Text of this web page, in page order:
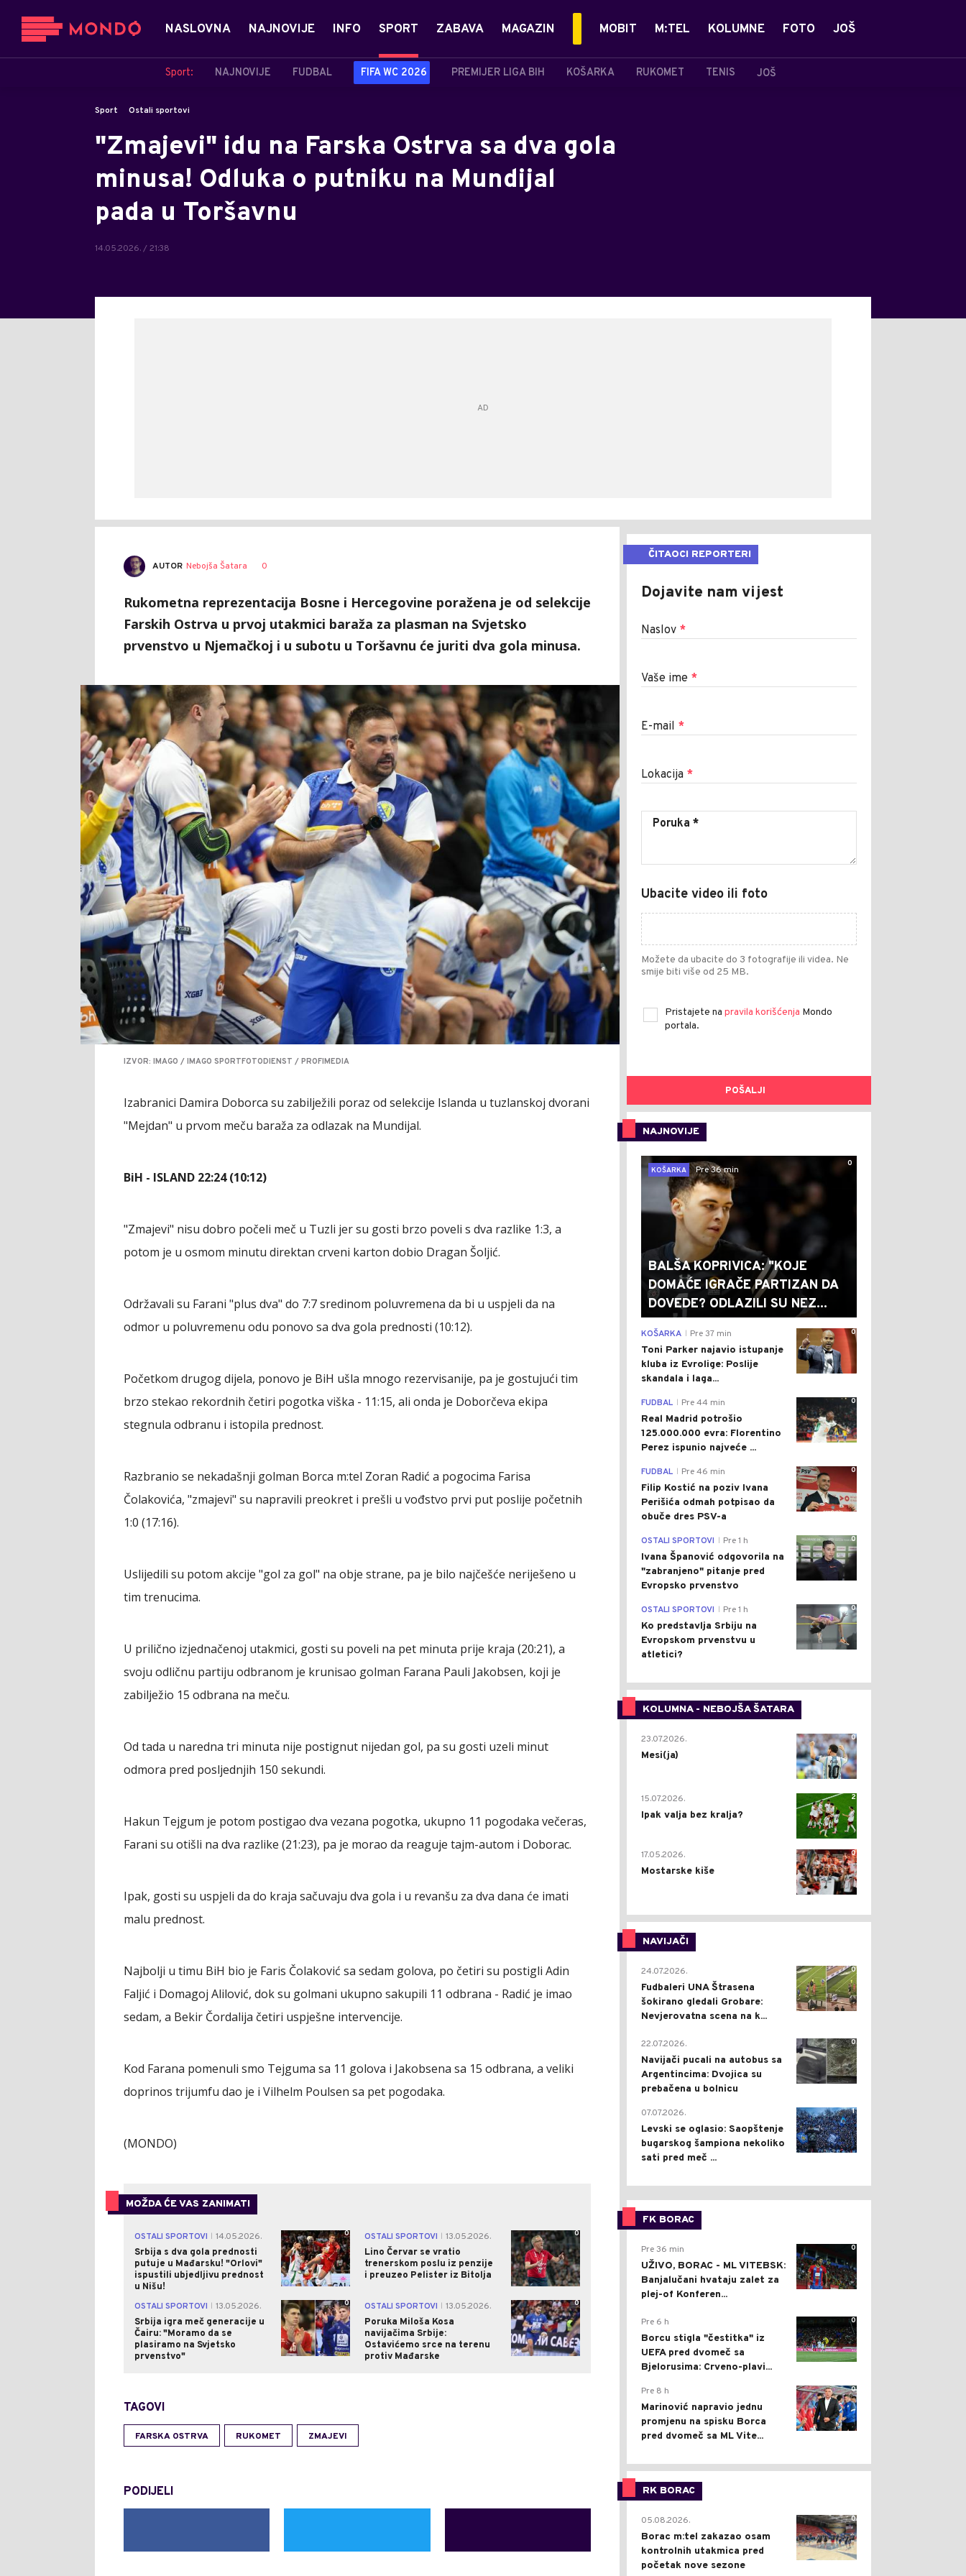
NASLOVNA NAJNOVIJE INFO SPORT
Sport: NAJNOVIJE FUDBAL FIFA WC 2026 PREMIJER LIGA BIH KOŠARKA RUKOMET TENIS JOŠ
ZABAVA MAGAZIN MOBIT M:TEL KOLUMNE FOTO JOŠ
Sport Ostali sportovi
"Zmajevi" idu na Farska Ostrva sa dva gola
minusa! Odluka o putniku na Mundijal
pada u Toršavnu
14.05.2026. / 21:38
AUTOR Nebojša Šatara 0
Rukometna reprezentacija Bosne i Hercegovine poražena je od selekcije
Farskih Ostrva u prvoj utakmici baraža za plasman na Svjetsko
prvenstvo u Njemačkoj i u subotu u Toršavnu će juriti dva gola minusa.
IZVOR: IMAGO / IMAGO SPORTFOTODIENST / PROFIMEDIA
Izabranici Damira Doborca su zabilježili poraz od selekcije Islanda u tuzlanskoj dvorani
"Mejdan" u prvom meču baraža za odlazak na Mundijal.
BiH - ISLAND 22:24 (10:12)
"Zmajevi" nisu dobro počeli meč u Tuzli jer su gosti brzo poveli s dva razlike 1:3, a
potom je u osmom minutu direktan crveni karton dobio Dragan Šoljić.
Održavali su Farani "plus dva" do 7:7 sredinom poluvremena da bi u uspjeli da na
odmor u poluvremenu odu ponovo sa dva gola prednosti (10:12).
Početkom drugog dijela, ponovo je BiH ušla mnogo rezervisanije, pa je gostujući tim
brzo stekao rekordnih četiri pogotka viška - 11:15, ali onda je Doborčeva ekipa
stegnula odbranu i istopila prednost.
Razbranio se nekadašnji golman Borca m:tel Zoran Radić a pogocima Farisa
Čolakovića, "zmajevi" su napravili preokret i prešli u vođstvo prvi put poslije početnih
1:0 (17:16).
Uslijedili su potom akcije "gol za gol" na obje strane, pa je bilo najčešće neriješeno u
tim trenucima.
U prilično izjednačenoj utakmici, gosti su poveli na pet minuta prije kraja (20:21), a
svoju odličnu partiju odbranom je krunisao golman Farana Pauli Jakobsen, koji je
zabilježio 15 odbrana na meču.
Od tada u naredna tri minuta nije postignut nijedan gol, pa su gosti uzeli minut
odmora pred posljednjih 150 sekundi.
Hakun Tejgum je potom postigao dva vezana pogotka, ukupno 11 pogodaka večeras,
Farani su otišli na dva razlike (21:23), pa je morao da reaguje tajm-autom i Doborac.
Ipak, gosti su uspjeli da do kraja sačuvaju dva gola i u revanšu za dva dana će imati
malu prednost.
Najbolji u timu BiH bio je Faris Čolaković sa sedam golova, po četiri su postigli Adin
Faljić i Domagoj Alilović, dok su golmani ukupno sakupili 11 odbrana - Radić je imao
sedam, a Bekir Čordalija četiri uspješne intervencije.
Kod Farana pomenuli smo Tejguma sa 11 golova i Jakobsena sa 15 odbrana, a veliki
doprinos trijumfu dao je i Vilhelm Poulsen sa pet pogodaka.
(MONDO)
MOŽDA ĆE VAS ZANIMATI
OSTALI SPORTOVI
14.05.2026.
Srbija s dva gola prednosti
putuje u Mađarsku! "Orlovi"
ispustili ubjedljivu prednost
u Nišu!
0 OSTALI SPORTOVI
13.05.2026.
Lino Červar se vratio
trenerskom poslu iz penzije
i preuzeo Pelister iz Bitolja
0
OSTALI SPORTOVI
13.05.2026.
Srbija igra meč generacije u
Čairu: "Moramo da se
plasiramo na Svjetsko
prvenstvo"
0 OSTALI SPORTOVI
13.05.2026.
Poruka Miloša Kosa
navijačima Srbije:
Ostavićemo srce na terenu
protiv Mađarske
0
TAGOVI
FARSKA OSTRVA RUKOMET ZMAJEVI
PODIJELI
ČITAOCI REPORTERI
Dojavite nam vijest
Naslov *
Vaše ime *
E-mail *
Lokacija *
Ubacite video ili foto
Možete da ubacite do 3 fotografije ili videa. Ne
smije biti više od 25 MB.
Pristajete na pravila korišćenja Mondo
portala.
POŠALJI
NAJNOVIJE
0
KOŠARKA
Pre 36 min
BALŠA KOPRIVICA: "KOJE
DOMAĆE IGRAČE PARTIZAN DA
DOVEDE? ODLAZILI SU NEZ...
0
KOŠARKA Pre 37 min
Toni Parker najavio istupanje
kluba iz Evrolige: Poslije
skandala i laga...
0
FUDBAL Pre 44 min
Real Madrid potrošio
125.000.000 evra: Florentino
Perez ispunio najveće ...
0
FUDBAL Pre 46 min
Filip Kostić na poziv Ivana
Perišića odmah potpisao da
obuče dres PSV-a
0
OSTALI SPORTOVI Pre 1 h
Ivana Španović odgovorila na
"zabranjeno" pitanje pred
Evropsko prvenstvo
0
OSTALI SPORTOVI Pre 1 h
Ko predstavlja Srbiju na
Evropskom prvenstvu u
atletici?
KOLUMNA - NEBOJŠA ŠATARA
0
23.07.2026.
Mesi(ja)
2
15.07.2026.
Ipak valja bez kralja?
0
17.05.2026.
Mostarske kiše
NAVIJAČI
0
24.07.2026.
Fudbaleri UNA Štrasena
šokirano gledali Grobare:
Nevjerovatna scena na k...
0
22.07.2026.
Navijači pucali na autobus sa
Argentincima: Dvojica su
prebačena u bolnicu
1
07.07.2026.
Levski se oglasio: Saopštenje
bugarskog šampiona nekoliko
sati pred meč ...
FK BORAC
0
Pre 36 min
UŽIVO, BORAC - ML VITEBSK:
Banjalučani hvataju zalet za
plej-of Konferen...
0
Pre 6 h
Borcu stigla "čestitka" iz
UEFA pred dvomeč sa
Bjelorusima: Crveno-plavi...
0
Pre 8 h
Marinović napravio jednu
promjenu na spisku Borca
pred dvomeč sa ML Vite...
RK BORAC
0
05.08.2026.
Borac m:tel zakazao osam
kontrolnih utakmica pred
početak nove sezone